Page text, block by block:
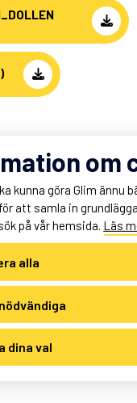
av den
kontakta
demo, vi
visa
om
kunna göra Glim ännu
att samla in
på vår hemsida. Läs
alla
dina val